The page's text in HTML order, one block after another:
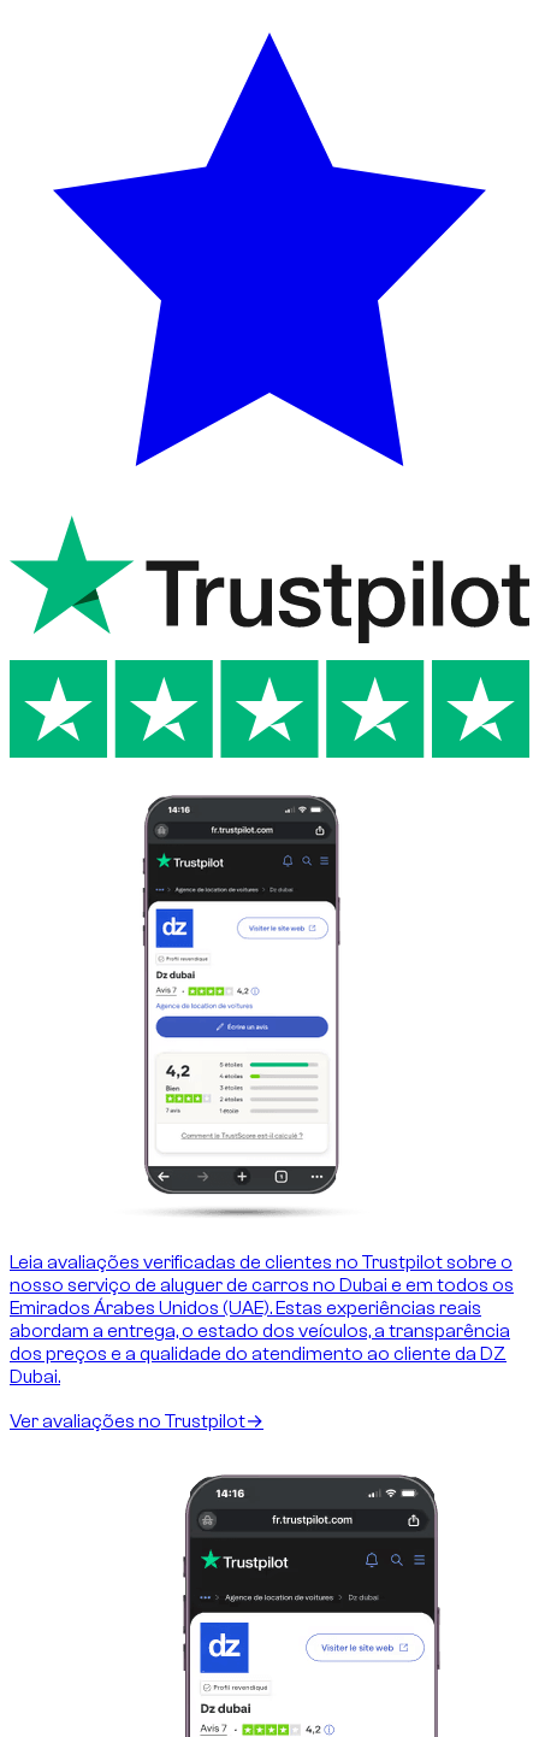
Leia avaliações verificadas de clientes no Trustpilot sobre o
nosso serviço de aluguer de carros no Dubai e em todos os
Emirados Árabes Unidos (UAE). Estas experiências reais
abordam a entrega, o estado dos veículos, a transparência
dos preços e a qualidade do atendimento ao cliente da DZ
Dubai.
Ver avaliações no Trustpilot→